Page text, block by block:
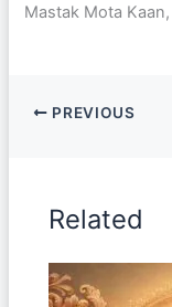
Mastak Mota
PREVIOUS
Related